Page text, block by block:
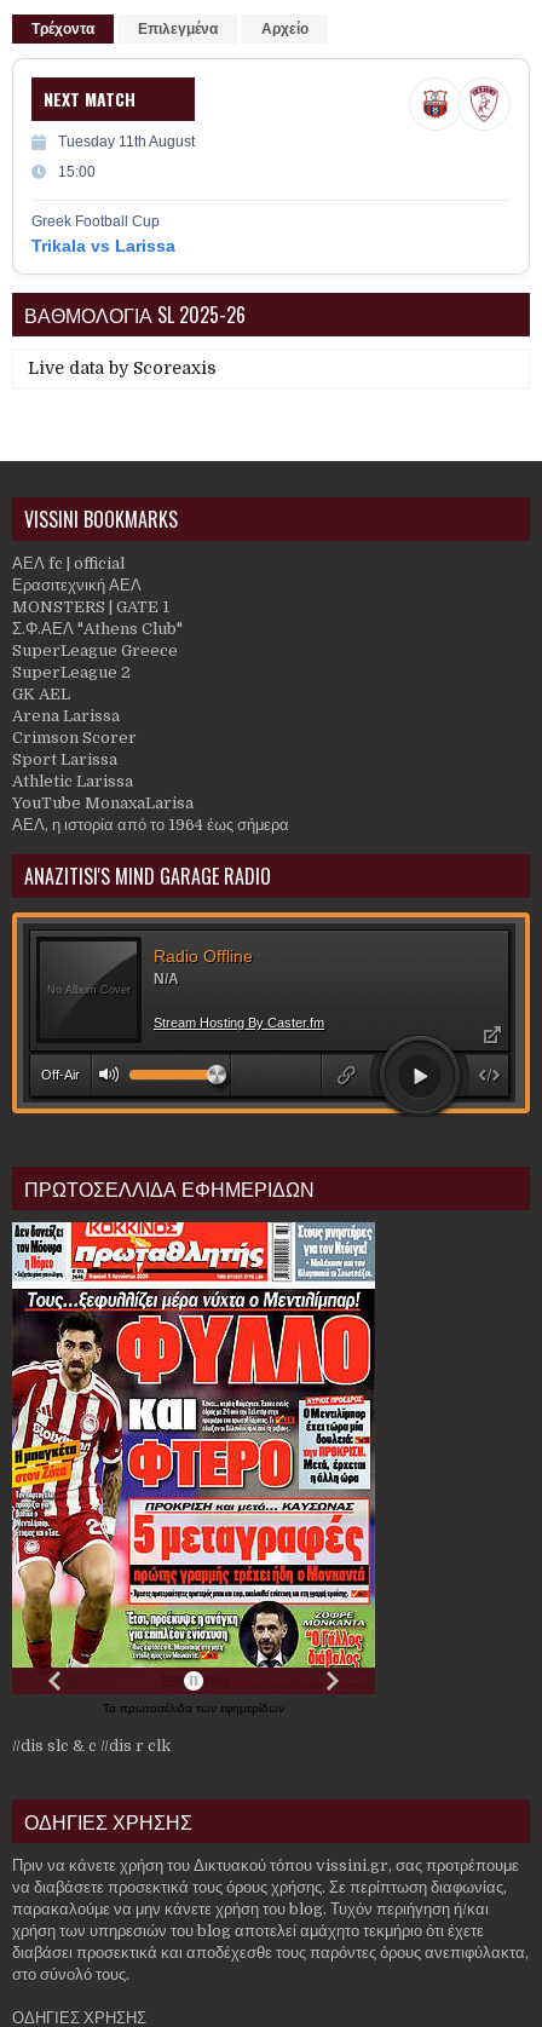
Τρέχοντα Επιλεγμένα Αρχείο
NEXT MATCH
Tuesday 11th August
15:00
Greek Football Cup
Trikala vs Larissa
ΒΑΘΜΟΛΟΓΙΑ SL 2025-26
Live data by Scoreaxis
VISSINI BOOKMARKS
ΑΕΛ fc | official
Ερασιτεχνική ΑΕΛ
MONSTERS | GATE 1
Σ.Φ.ΑΕΛ "Athens Club"
SuperLeague Greece
SuperLeague 2
GK AEL
Arena Larissa
Crimson Scorer
Sport Larissa
Athletic Larissa
YouTube MonaxaLarisa
ΑΕΛ, η ιστορία από το 1964 έως σήμερα
ANAZITISI'S MIND GARAGE RADIO
ΠΡΩΤΟΣΕΛΛΙΔΑ ΕΦΗΜΕΡΙΔΩΝ
Τα πρωτοσέλιδα των εφημερίδων
//dis slc & c //dis r clk
ΟΔΗΓΙΕΣ ΧΡΗΣΗΣ
Πριν να κάνετε χρήση του Δικτυακού τόπου vissini.gr, σας προτρέπουμε
να διαβάσετε προσεκτικά τους όρους χρήσης. Σε περίπτωση διαφωνίας,
παρακαλούμε να μην κάνετε χρήση του blog. Τυχόν περιήγηση ή/και
χρήση των υπηρεσιών του blog αποτελεί αμάχητο τεκμήριο ότι έχετε
διαβάσει προσεκτικά και αποδέχεσθε τους παρόντες όρους ανεπιφύλακτα,
στο σύνολό τους.
ΟΔΗΓΙΕΣ ΧΡΗΣΗΣ